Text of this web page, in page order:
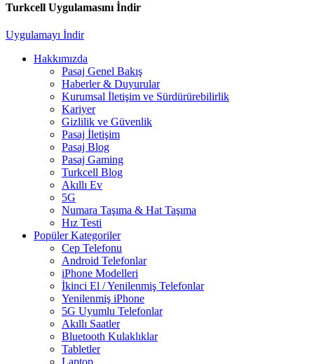
Turkcell Uygulamasını İndir
Uygulamayı İndir
Hakkımızda
Pasaj Genel Bakış
Haberler & Duyurular
Kurumsal İletişim ve Sürdürürebilirlik
Kariyer
Gizlilik ve Güvenlik
Pasaj İletişim
Pasaj Blog
Pasaj Gaming
Turkcell Blog
Akıllı Ev
5G
Numara Taşıma & Hat Taşıma
Hız Testi
Popüler Kategoriler
Cep Telefonu
Android Telefonlar
iPhone Modelleri
İkinci El / Yenilenmiş Telefonlar
Yenilenmiş iPhone
5G Uyumlu Telefonlar
Akıllı Saatler
Bluetooth Kulaklıklar
Tabletler
Laptop